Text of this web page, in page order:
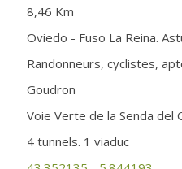
8,46 Km
Oviedo - Fuso La Reina.
Randonneurs, cyclistes,
Goudron
Voie Verte de la Senda del
4 tunnels. 1 viaduc